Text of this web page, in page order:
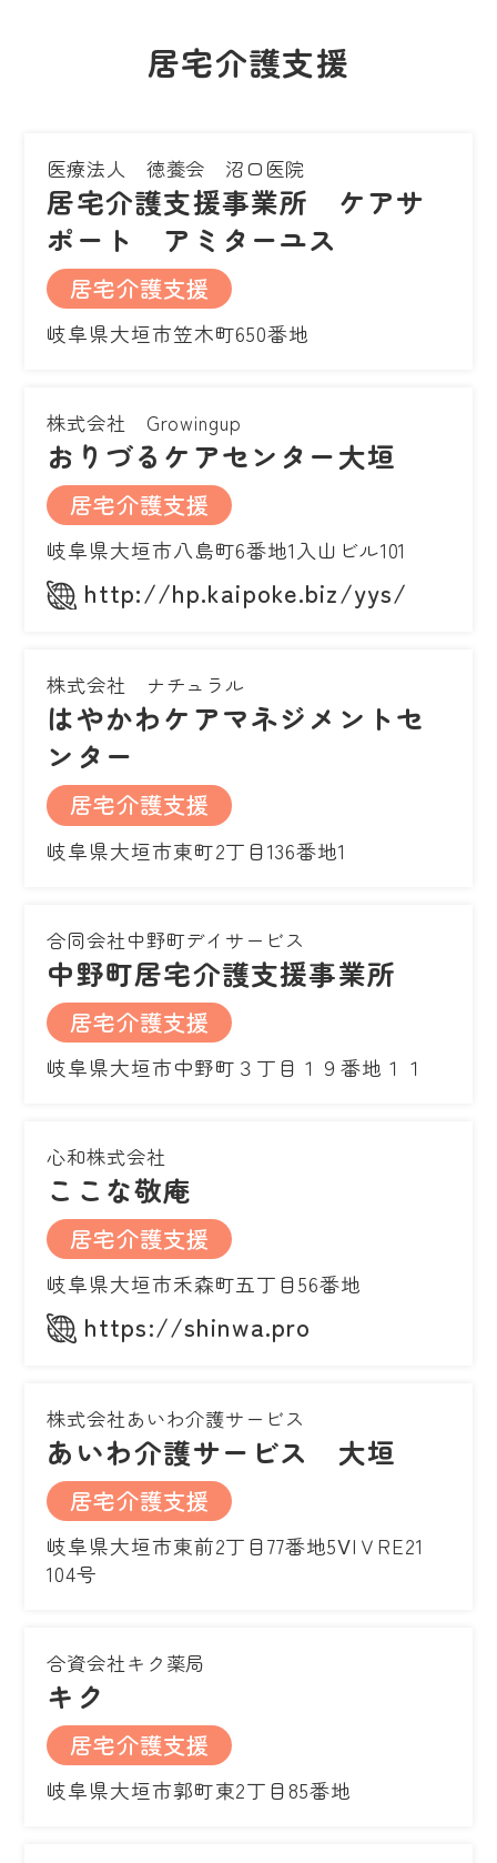
居宅介護支援
医療法人 徳養会 沼口医院
居宅介護支援事業所 ケアサ
ポート アミターユス
居宅介護支援
岐阜県大垣市笠木町650番地
株式会社 Growingup
おりづるケアセンター大垣
居宅介護支援
岐阜県大垣市八島町6番地1入山ビル101
http://hp.kaipoke.biz/yys/
株式会社 ナチュラル
はやかわケアマネジメントセ
ンター
居宅介護支援
岐阜県大垣市東町2丁目136番地1
合同会社中野町デイサービス
中野町居宅介護支援事業所
居宅介護支援
岐阜県大垣市中野町３丁目１９番地１１
心和株式会社
ここな敬庵
居宅介護支援
岐阜県大垣市禾森町五丁目56番地
https://shinwa.pro
株式会社あいわ介護サービス
あいわ介護サービス 大垣
居宅介護支援
岐阜県大垣市東前2丁目77番地5ⅤIＶRE21
104号
合資会社キク薬局
キク
居宅介護支援
岐阜県大垣市郭町東2丁目85番地